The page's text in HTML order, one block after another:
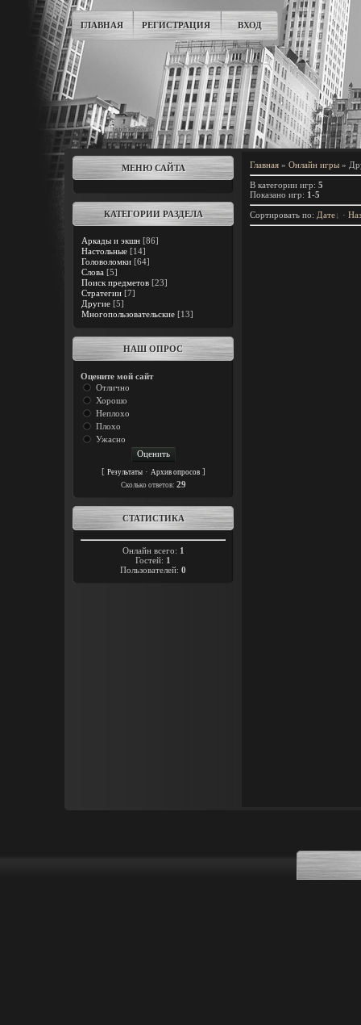
ГЛАВНАЯ РЕГИСТРАЦИЯ ВХОД
МЕНЮ САЙТА
КАТЕГОРИИ РАЗДЕЛА
Аркады и экшн [86]
Настольные [14]
Головоломки [64]
Слова [5]
Поиск предметов [23]
Стратегии [7]
Другие [5]
Многопользовательские [13]
НАШ ОПРОС
Оцените мой сайт
Отлично
Хорошо
Неплохо
Плохо
Ужасно
[ Результаты· Архив опросов]
Cколько ответов: 29
СТАТИСТИКА
Онлайн всего: 1
Гостей: 1
Пользователей: 0
Главная » Онлайн игры »
В категории игр: 5
Показано игр: 1-5
Сортировать по: Дате ·